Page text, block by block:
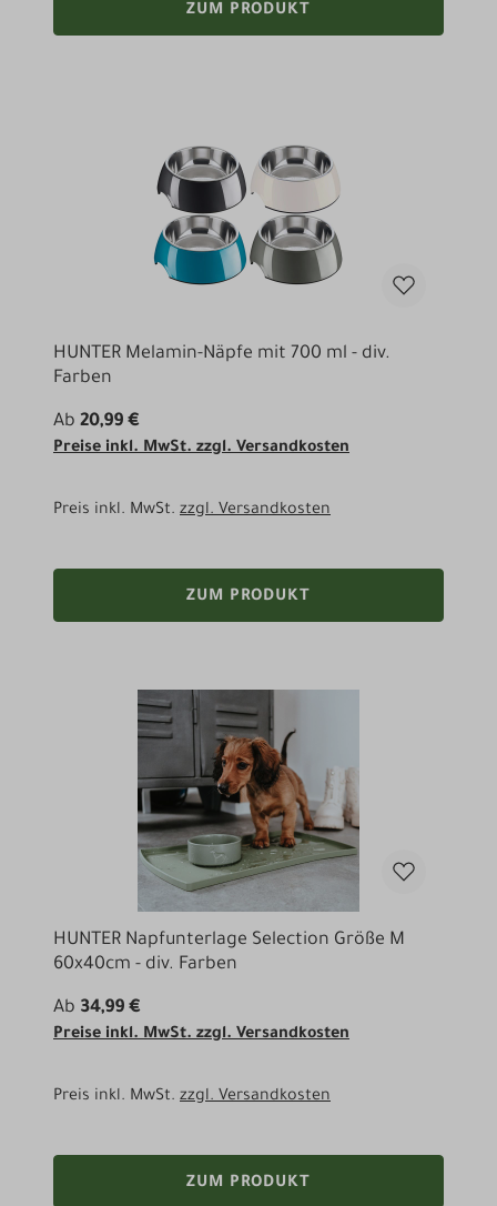
ZUM PRODUKT
HUNTER Melamin-Näpfe mit 700 ml - div.
Farben
Ab 20,99 €
Preise inkl. MwSt. zzgl. Versandkosten
Preis inkl. MwSt. zzgl. Versandkosten
ZUM PRODUKT
HUNTER Napfunterlage Selection Größe M
60x40cm - div. Farben
Ab 34,99 €
Preise inkl. MwSt. zzgl. Versandkosten
Preis inkl. MwSt. zzgl. Versandkosten
ZUM PRODUKT